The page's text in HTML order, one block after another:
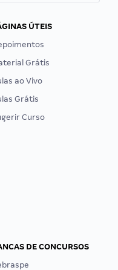
ÚTEIS
Grátis
ao Vivo
Grátis
Curso
DE CONCURSOS